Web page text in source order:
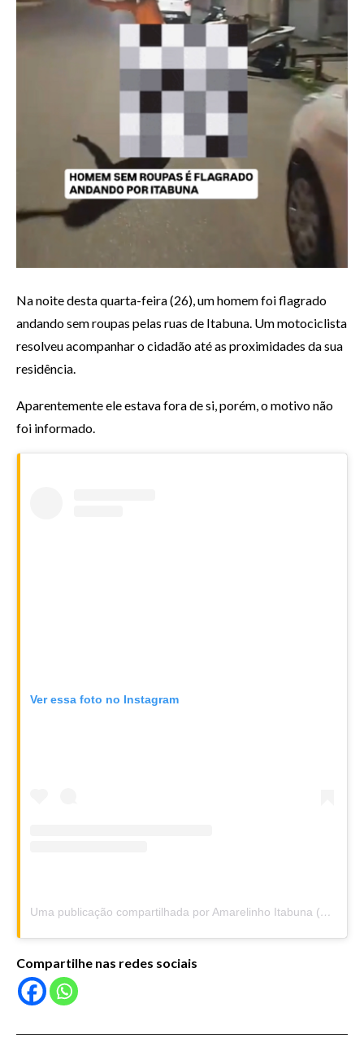
Na noite desta quarta-feira (26), um homem foi flagrado
andando sem roupas pelas ruas de Itabuna. Um motociclista
resolveu acompanhar o cidadão até as proximidades da sua
residência.
Aparentemente ele estava fora de si, porém, o motivo não
foi informado.
Ver essa foto no Instagram
Uma publicação compartilhada por Amarelinho Itabuna (@amarelinhoitabuna)
Compartilhe nas redes sociais